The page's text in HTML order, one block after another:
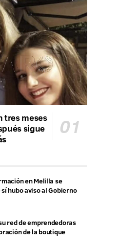
tres meses
sigue
en Melilla se
hubo aviso al Gobierno
red de emprendedoras
de la boutique